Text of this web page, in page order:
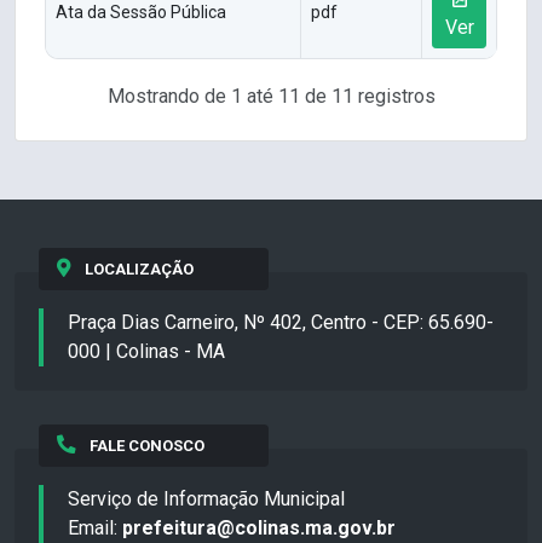
Ata da Sessão Pública pdf
Ver
Mostrando de 1 até 11 de 11 registros
LOCALIZAÇÃO
Praça Dias Carneiro, Nº 402, Centro - CEP: 65.690-
000 | Colinas - MA
FALE CONOSCO
Serviço de Informação Municipal
Email: prefeitura@colinas.ma.gov.br